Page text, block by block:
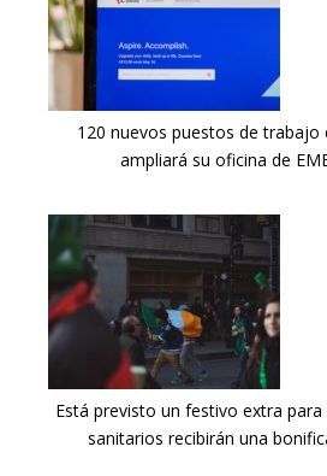
120 nuevos puestos de trabajo
ampliará su oficina de
Está previsto un festivo extra
sanitarios recibirán una